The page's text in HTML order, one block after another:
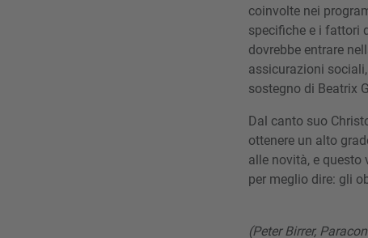
coinvolte nei
specifiche e i fattori
dovrebbe entrare
assicurazioni
sostegno di Beatrix
Dal canto suo
ottenere un alto
alle novità, e questo
per meglio dire: gli
(Peter Birrer,